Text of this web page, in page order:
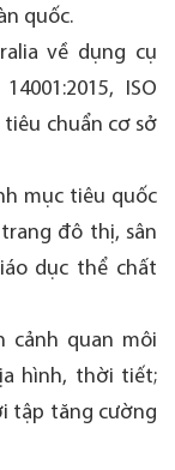
quốc.
về dụng cụ
ISO
tiêu chuẩn cơ sở
mục tiêu quốc
đô thị, sân
dục thể chất
cảnh quan môi
hình, thời tiết;
tập tăng cường